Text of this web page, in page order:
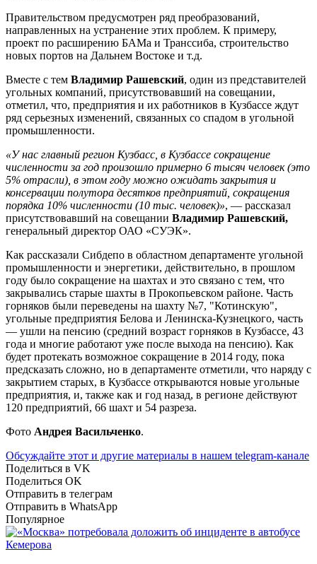
Правительством предусмотрен ряд преобразований,
направленных на устранение этих проблем. К примеру,
проект по расширению БАМа и Транссиба, строительство
новых портов на Дальнем Востоке и т.д.
Вместе с тем Владимир Рашевский, один из представителей
угольных компаний, присутствовавший на совещании,
отметил, что, предприятия и их работников в Кузбассе ждут
ряд серьезных изменений, связанных со спадом в угольной
промышленности.
«У нас главный регион Кузбасс, в Кузбассе сокращение
численности за год произошло примерно 6 тысяч человек (это
5% отрасли), в этом году можно ожидать закрытия и
консервации полутора десятков предприятий, сокращения
порядка 10% численности (10 тыс. человек)», — рассказал
присутствовавший на совещании Владимир Рашевский,
генеральный директор ОАО «СУЭК».
Как рассказали Сибдепо в областном департаменте угольной
промышленности и энергетики, действительно, в прошлом
году было сокращение на шахтах и это связано с тем, что
закрывались старые шахты в Прокопьевском районе. Часть
горняков были переведены на шахту №7, "Котинскую",
угольные предприятия Белова и Ленинска-Кузнецкого, часть
— ушли на пенсию (средний возраст горняков в Кузбассе, 43
года и многие работают уже после выхода на пенсию). Как
будет протекать возможное сокращение в 2014 году, пока
предсказать сложно, но в департаменте отметили, что наряду с
закрытием старых, в Кузбассе открываются новые угольные
предприятия, и, также как и год назад, в регионе действуют
120 предприятий, 66 шахт и 54 разреза.
Фото Андрея Васильченко.
Обсуждайте этот и другие материалы в нашем telegram-канале
Поделиться в VK
Поделиться OK
Отправить в телеграм
Отправить в WhatsApp
Популярное